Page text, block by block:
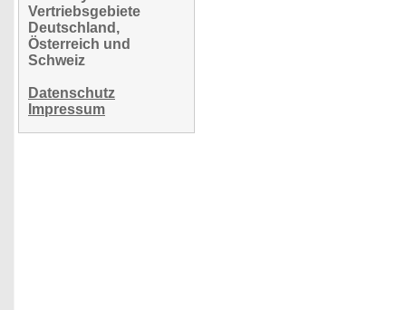
Vertriebsgebiete
Deutschland,
Österreich und
Schweiz
Datenschutz
Impressum